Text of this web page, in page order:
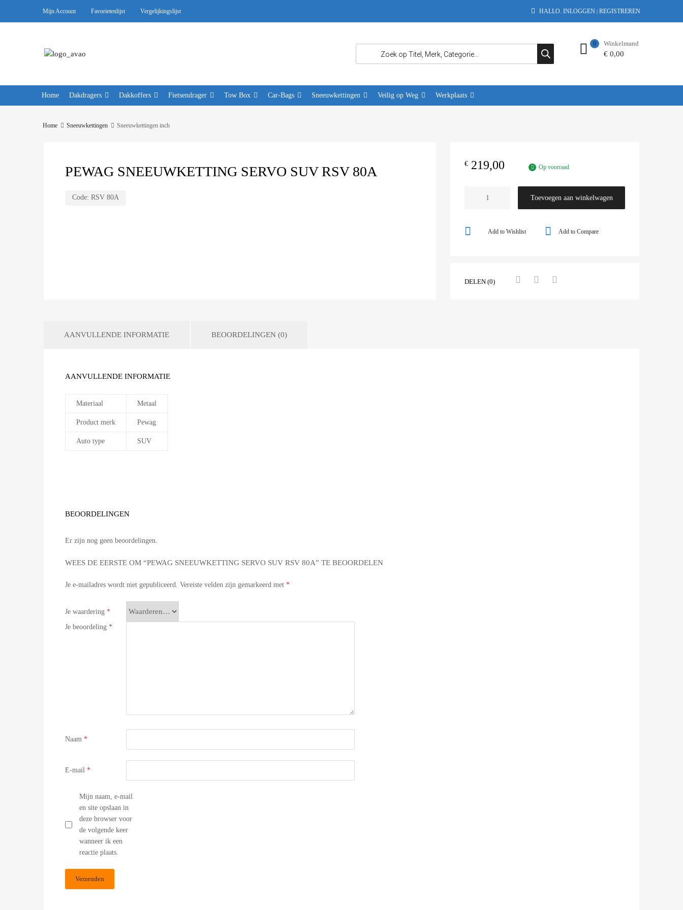
Mijn Account Favorietenlijst Vergelijkingslijst HALLO. INLOGGEN | REGISTREREN
Winkelmand
€ 0,00
0
Home Dakdragers Dakkoffers Fietsendrager Tow Box Car-Bags Sneeuwkettingen Veilig op Weg Werkplaats
Home Sneeuwkettingen Sneeuwkettingen inch
PEWAG SNEEUWKETTING SERVO SUV RSV 80A
Code: RSV 80A
€ 219,00 Op voorraad
Toevoegen aan winkelwagen
Add to Compare
Add to Wishlist
DELEN (0)
AANVULLENDE INFORMATIE BEOORDELINGEN (0)
AANVULLENDE INFORMATIE
Materiaal Metaal
Product merk Pewag
Auto type SUV
BEOORDELINGEN
Er zijn nog geen beoordelingen.
WEES DE EERSTE OM “PEWAG SNEEUWKETTING SERVO SUV RSV 80A” TE BEOORDELEN
Je e-mailadres wordt niet gepubliceerd. Vereiste velden zijn gemarkeerd met *
Je waardering *
Je beoordeling *
Naam *
E-mail *
Mijn naam, e-mail
en site opslaan in
deze browser voor
de volgende keer
wanneer ik een
reactie plaats.